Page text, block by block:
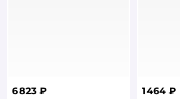
6 823 ₽ 1 464 ₽